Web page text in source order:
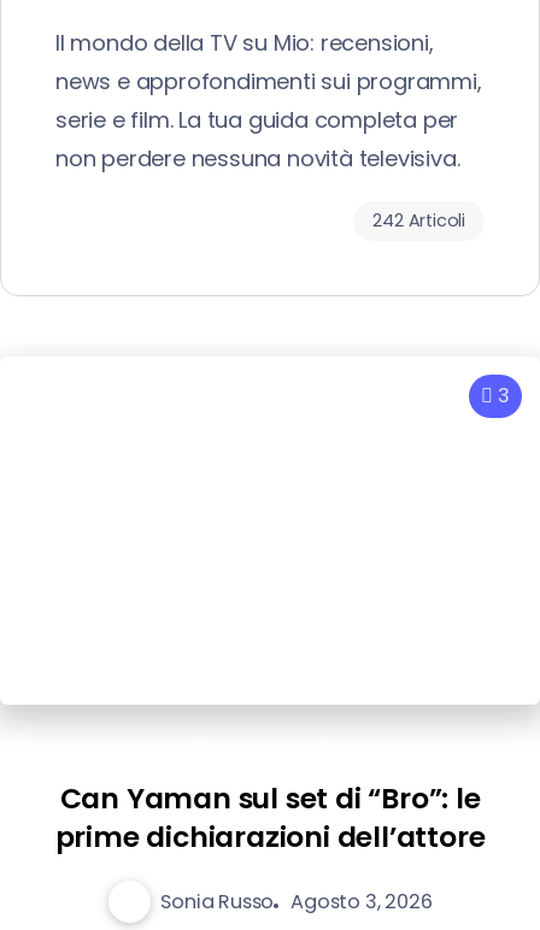
Il mondo della TV su Mio: recensioni,
news e approfondimenti sui programmi,
serie e film. La tua guida completa per
non perdere nessuna novità televisiva.
242 Articoli
3
Can Yaman sul set di “Bro”: le
prime dichiarazioni dell’attore
Sonia Russo Agosto 3, 2026